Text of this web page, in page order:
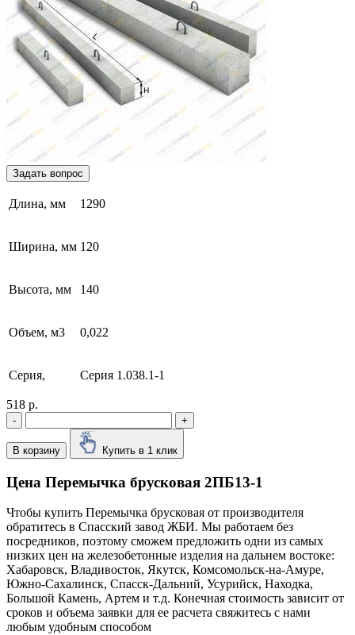
Задать вопрос
Длина, мм 1290
Ширина, мм 120
Высота, мм 140
Объем, м3 0,022
Серия, Серия 1.038.1-1
518 р.
- +
В корзину Купить в 1 клик
Цена Перемычка брусковая 2ПБ13-1
Чтобы купить Перемычка брусковая от производителя
обратитесь в Cпасский завод ЖБИ. Мы работаем без
посредников, поэтому сможем предложить одни из самых
низких цен на железобетонные изделия на дальнем востоке:
Хабаровск, Владивосток, Якутск, Комсомольск-на-Амуре,
Южно-Сахалинск, Спасск-Дальний, Усурийск, Находка,
Большой Камень, Артем и т.д. Конечная стоимость зависит от
сроков и объема заявки для ее расчета свяжитесь с нами
любым удобным способом